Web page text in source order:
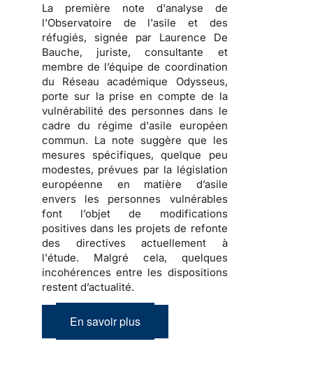
La première note d'analyse de
l'Observatoire de l'asile et des
réfugiés, signée par Laurence De
Bauche, juriste, consultante et
membre de l’équipe de coordination
du Réseau académique Odysseus,
porte sur la prise en compte de la
vulnérabilité des personnes dans le
cadre du régime d'asile européen
commun. La note suggère que les
mesures spécifiques, quelque peu
modestes, prévues par la législation
européenne en matière d’asile
envers les personnes vulnérables
font l’objet de modifications
positives dans les projets de refonte
des directives actuellement à
l'étude. Malgré cela, quelques
incohérences entre les dispositions
restent d’actualité.
En savoir plus